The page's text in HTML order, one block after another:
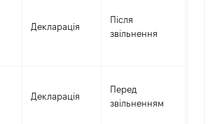
Декларація
Після
звільнення
Декларація
Перед
звільненням